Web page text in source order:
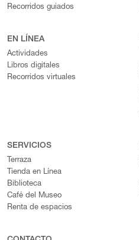
Recorridos guiados
EN LÍNEA
Actividades
Libros digitales
Recorridos virtuales
SERVICIOS
Terraza
Tienda en Línea
Biblioteca
Café del Museo
Renta de espacios